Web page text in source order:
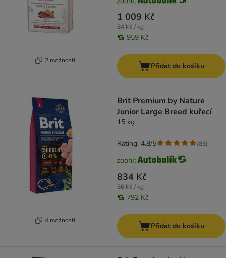
2 možností
1 009 Kč
84 Kč / kg
959 Kč
Přidat do košíku
4 možností
Brit Premium by Nature
Junior Large Breed kuřecí
15 kg
834 Kč
56 Kč / kg
792 Kč
Rating: 4.8/5 (85)
Přidat do košíku